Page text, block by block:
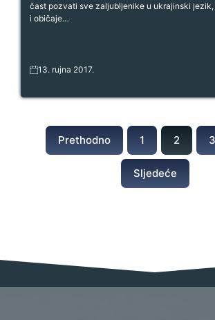
čast pozvati sve zaljubljenike u ukrajinski
i običaje…
13. rujna 2017.
Prethodno 1 2 3
Sljedeće